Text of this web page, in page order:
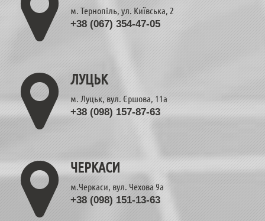
м. Тернопіль, ул. Київська, 2
+38 (067) 354-47-05
ЛУЦЬК
м. Луцьк, вул. Єршова, 11а
+38 (098) 157-87-63
ЧЕРКАСИ
м.Черкаси, вул. Чехова 9а
+38 (098) 151-13-63